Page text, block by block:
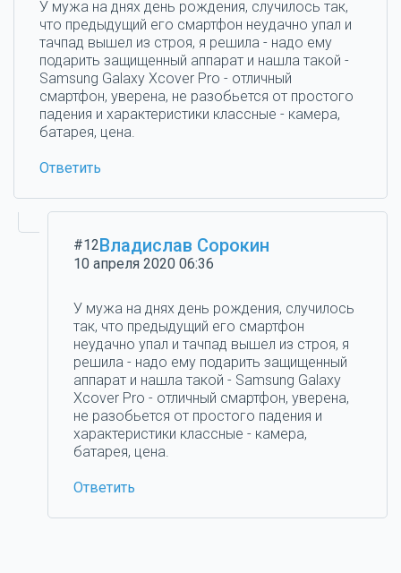
У мужа на днях день рождения, случилось так,
что предыдущий его смартфон неудачно упал и
тачпад вышел из строя, я решила - надо ему
подарить защищенный аппарат и нашла такой -
Samsung Galaxy Xcover Pro - отличный
смартфон, уверена, не разобьется от простого
падения и характеристики классные - камера,
батарея, цена.
Ответить
#12Владислав Сорокин
10 апреля 2020 06:36
У мужа на днях день рождения, случилось
так, что предыдущий его смартфон
неудачно упал и тачпад вышел из строя, я
решила - надо ему подарить защищенный
аппарат и нашла такой - Samsung Galaxy
Xcover Pro - отличный смартфон, уверена,
не разобьется от простого падения и
характеристики классные - камера,
батарея, цена.
Ответить